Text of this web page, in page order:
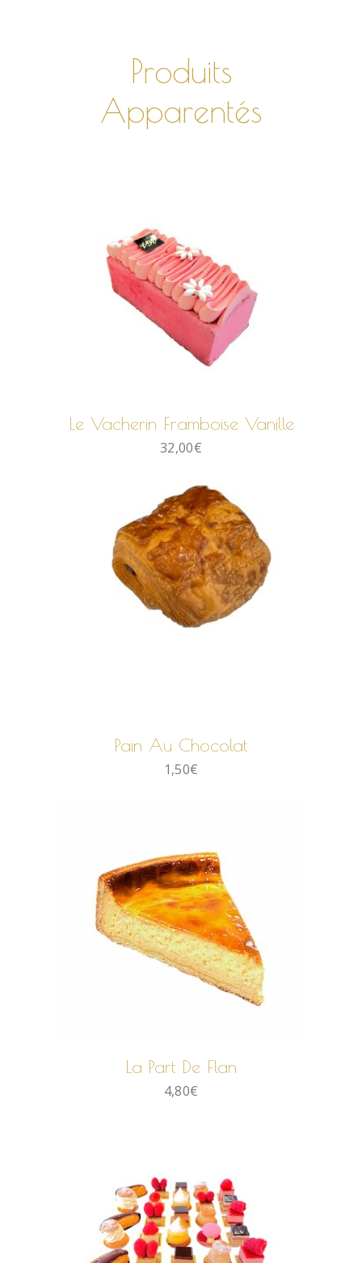
Produits
Apparentés
Le Vacherin Framboise Vanille
32,00€
Pain Au Chocolat
1,50€
La Part De Flan
4,80€